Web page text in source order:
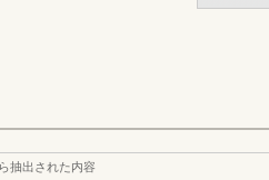
抽出された内容